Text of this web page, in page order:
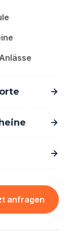
anfragen